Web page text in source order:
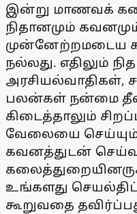
இன்று மாணவக்
நிதானமும்
முன்னேற்றமடைய
நல்லது. எதிலும்
அரசியல்வாதிகள்,
பலன்கள் நன்மை
கிடைத்தாலும்
வேலையை செய்யும்
கவனத்துடன்
உங்களது
கூறுவதை